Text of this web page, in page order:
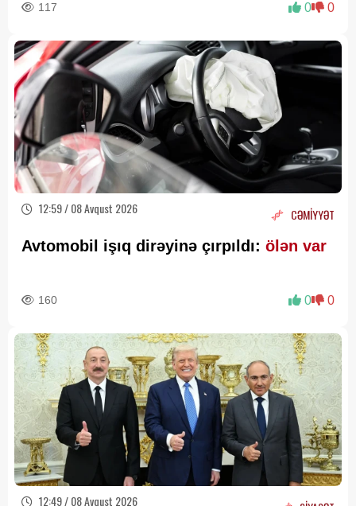
117 0 0
12:59 / 08 Avqust 2026 CƏMİYYƏT
Avtomobil işıq dirəyinə çırpıldı: ölən var
160 0 0
12:49 / 08 Avqust 2026